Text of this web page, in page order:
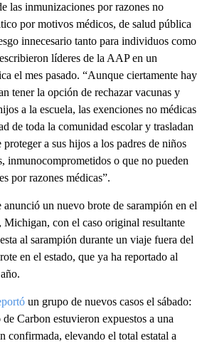
las inmunizaciones por razones no
por motivos médicos, de salud pública
innecesario tanto para individuos como
líderes de la AAP en un
el mes pasado. “Aunque ciertamente hay
tener la opción de rechazar vacunas y
a la escuela, las exenciones no médicas
de toda la comunidad escolar y trasladan
a sus hijos a los padres de niños
inmunocomprometidos o que no pueden
por razones médicas”.
anunció un nuevo brote de sarampión en el
Michigan, con el caso original resultante
al sarampión durante un viaje fuera del
en el estado, que ya ha reportado al
un grupo de nuevos casos el sábado:
Carbon estuvieron expuestos a una
confirmada, elevando el total estatal a